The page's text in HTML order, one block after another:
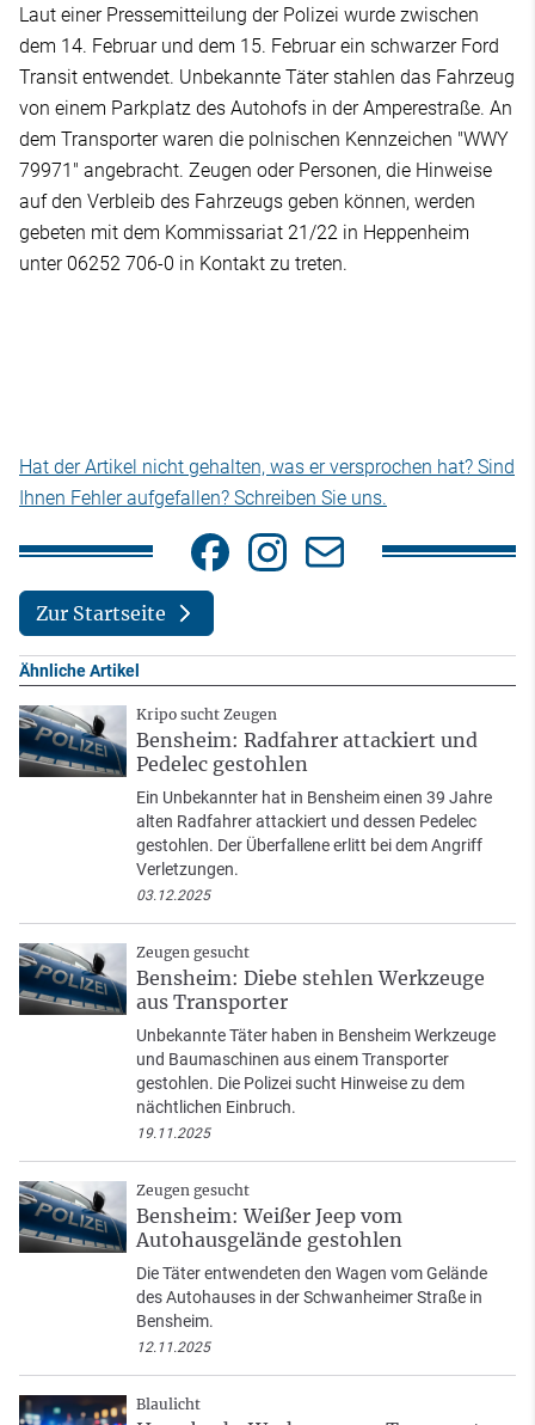
Laut einer Pressemitteilung der Polizei wurde zwischen
dem 14. Februar und dem 15. Februar ein schwarzer Ford
Transit entwendet. Unbekannte Täter stahlen das Fahrzeug
von einem Parkplatz des Autohofs in der Amperestraße. An
dem Transporter waren die polnischen Kennzeichen "WWY
79971" angebracht. Zeugen oder Personen, die Hinweise
auf den Verbleib des Fahrzeugs geben können, werden
gebeten mit dem Kommissariat 21/22 in Heppenheim
unter 06252 706-0 in Kontakt zu treten.
Hat der Artikel nicht gehalten, was er versprochen hat? Sind
Ihnen Fehler aufgefallen? Schreiben Sie uns.
Zur Startseite
Ähnliche Artikel
Kripo sucht Zeugen
Bensheim: Radfahrer attackiert und
Pedelec gestohlen
Ein Unbekannter hat in Bensheim einen 39 Jahre
alten Radfahrer attackiert und dessen Pedelec
gestohlen. Der Überfallene erlitt bei dem Angriff
Verletzungen.
03.12.2025
Zeugen gesucht
Bensheim: Diebe stehlen Werkzeuge
aus Transporter
Unbekannte Täter haben in Bensheim Werkzeuge
und Baumaschinen aus einem Transporter
gestohlen. Die Polizei sucht Hinweise zu dem
nächtlichen Einbruch.
19.11.2025
Zeugen gesucht
Bensheim: Weißer Jeep vom
Autohausgelände gestohlen
Die Täter entwendeten den Wagen vom Gelände
des Autohauses in der Schwanheimer Straße in
Bensheim.
12.11.2025
Blaulicht